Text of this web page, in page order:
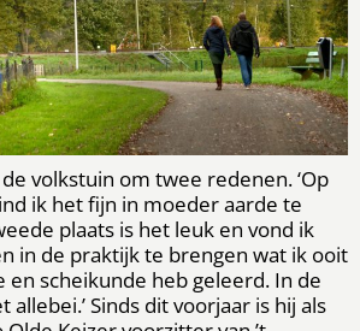
volkstuin om twee redenen. ‘Op
ik het fijn in moeder aarde te
plaats is het leuk en vond ik
in de praktijk te brengen wat ik ooit
en scheikunde heb geleerd. In de
allebei.’ Sinds dit voorjaar is hij als